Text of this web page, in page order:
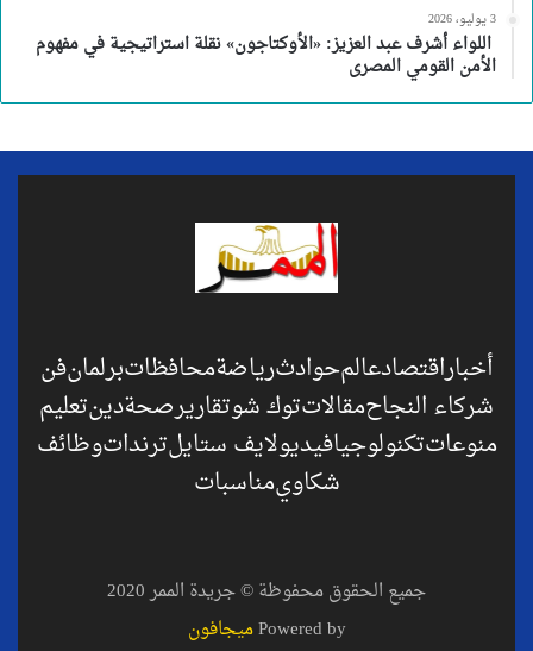
3 يوليو، 2026
اللواء أشرف عبد العزيز: «الأوكتاجون» نقلة استراتيجية في مفهوم
الأمن القومي المصرى
أخباراقتصادعالمحوادثرياضةمحافظاتبرلمانفن
شركاء النجاحمقالاتتوك شوتقاريرصحةدينتعليم
منوعاتتكنولوجيافيديولايف ستايلترنداتوظائف
شكاويمناسبات
جميع الحقوق محفوظة © جريدة الممر 2020
Powered byميجافون